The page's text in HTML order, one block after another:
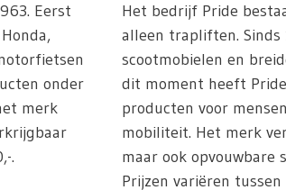
Eerst
onder
merk
.
Het bedrijf Pride
alleen trapliften.
scootmobielen en
dit moment heeft
producten voor
mobiliteit. Het merk
maar ook opvouwbare
Prijzen variëren